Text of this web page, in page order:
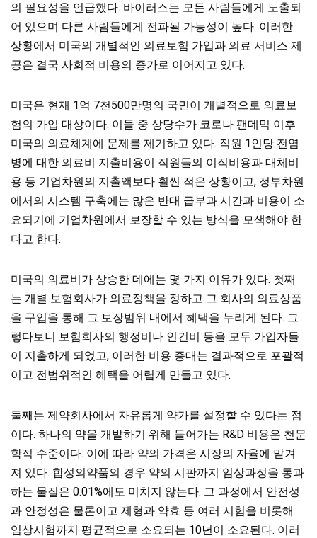
의 필요성을 언급했다. 바이러스는 모든 사람들에게 노출되
어 있으며 다른 사람들에게 전파될 가능성이 높다. 이러한
상황에서 미국의 개별적인 의료보험 가입과 의료 서비스 제
공은 결국 사회적 비용의 증가로 이어지고 있다.
미국은 현재 1억 7천500만명의 국민이 개별적으로 의료보
험의 가입 대상이다. 이들 중 상당수가 코로나 팬데믹 이후
미국의 의료체계에 문제를 제기하고 있다. 직원 1인당 전염
병에 대한 의료비 지출비용이 직원들의 이직비용과 대체비
용 등 기업차원의 지출액보다 훨씬 적은 상황이고, 정부차원
에서의 시스템 구축에는 많은 반대 급부과 시간과 비용이 소
요되기에 기업차원에서 보장할 수 있는 방식을 모색해야 한
다고 한다.
미국의 의료비가 상승한 데에는 몇 가지 이유가 있다. 첫째
는 개별 보험회사가 의료정책을 정하고 그 회사의 의료상품
을 구입을 통해 그 보장범위 내에서 혜택을 누리게 된다. 그
렇다보니 보험회사의 행정비나 인건비 등을 모두 가입자들
이 지출하게 되었고, 이러한 비용 증대는 결과적으로 포괄적
이고 전범위적인 혜택을 어렵게 만들고 있다.
둘째는 제약회사에서 자유롭게 약가를 설정할 수 있다는 점
이다. 하나의 약을 개발하기 위해 들어가는 R&D 비용은 천문
학적 수준이다. 이에 따라 약의 가격은 시장의 자율에 맡겨
져 있다. 합성의약품의 경우 약의 시판까지 임상과정을 통과
하는 물질은 0.01%에도 미치지 않는다. 그 과정에서 안전성
과 안정성은 물론이고 제형과 약효 등 여러 시험을 비롯해
임상시험까지 평균적으로 소요되는 10년이 소요된다. 이러